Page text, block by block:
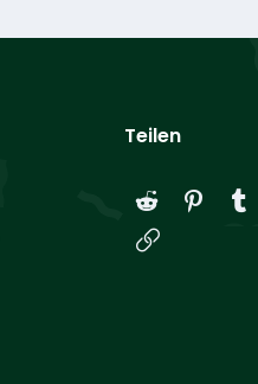
Teilen
Reddit